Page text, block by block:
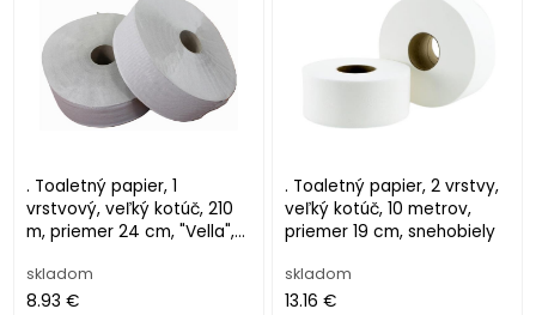
. Toaletný papier, 1
vrstvový, veľký kotúč, 210
m, priemer 24 cm, "Vella",
skladom
8.93 €
. Toaletný papier, 2 vrstvy,
veľký kotúč, 10 metrov,
priemer 19 cm, snehobiely
skladom
13.16 €